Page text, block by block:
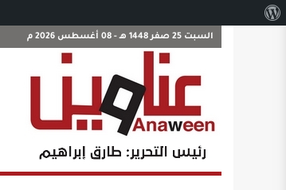
السبت 25 صفر 1448 هـ - 08 أغسطس 2026 م